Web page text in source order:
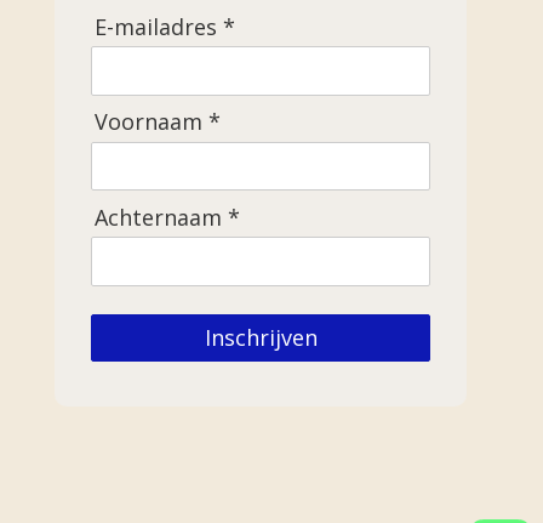
E-mailadres *
Voornaam *
Achternaam *
Inschrijven